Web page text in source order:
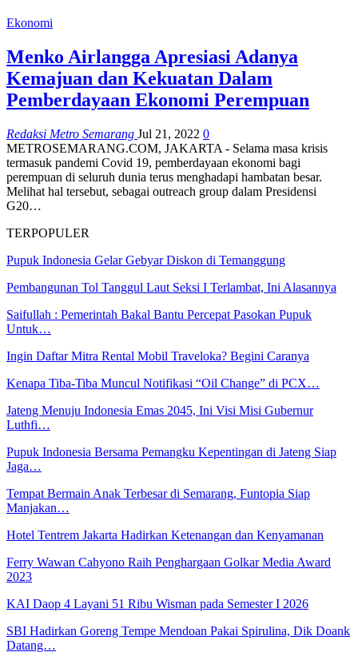
Ekonomi
Menko Airlangga Apresiasi Adanya
Kemajuan dan Kekuatan Dalam
Pemberdayaan Ekonomi Perempuan
Redaksi Metro Semarang Jul 21, 2022 0
METROSEMARANG.COM, JAKARTA - Selama masa krisis
termasuk pandemi Covid 19, pemberdayaan ekonomi bagi
perempuan di seluruh dunia terus menghadapi hambatan besar.
Melihat hal tersebut, sebagai outreach group dalam Presidensi
G20…
TERPOPULER
Pupuk Indonesia Gelar Gebyar Diskon di Temanggung
Pembangunan Tol Tanggul Laut Seksi I Terlambat, Ini Alasannya
Saifullah : Pemerintah Bakal Bantu Percepat Pasokan Pupuk
Untuk…
Ingin Daftar Mitra Rental Mobil Traveloka? Begini Caranya
Kenapa Tiba-Tiba Muncul Notifikasi “Oil Change” di PCX…
Jateng Menuju Indonesia Emas 2045, Ini Visi Misi Gubernur
Luthfi…
Pupuk Indonesia Bersama Pemangku Kepentingan di Jateng Siap
Jaga…
Tempat Bermain Anak Terbesar di Semarang, Funtopia Siap
Manjakan…
Hotel Tentrem Jakarta Hadirkan Ketenangan dan Kenyamanan
Ferry Wawan Cahyono Raih Penghargaan Golkar Media Award
2023
KAI Daop 4 Layani 51 Ribu Wisman pada Semester I 2026
SBI Hadirkan Goreng Tempe Mendoan Pakai Spirulina, Dik Doank
Datang…